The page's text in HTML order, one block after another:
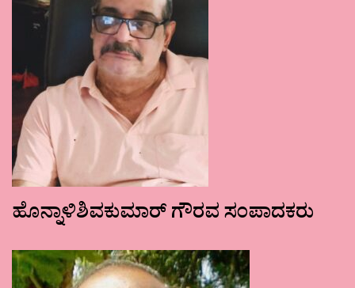
ಹೊನ್ನಾಳಿಶಿವಕುಮಾರ್ ಗೌರವ ಸಂಪಾದಕರು